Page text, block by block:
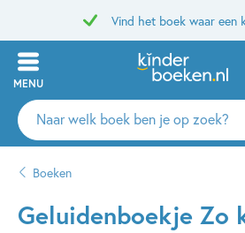
Vind het boek waar een
MENU
Zoeken
naar
auteurs
uitgevers
Boeken
Geluidenboekje Zo